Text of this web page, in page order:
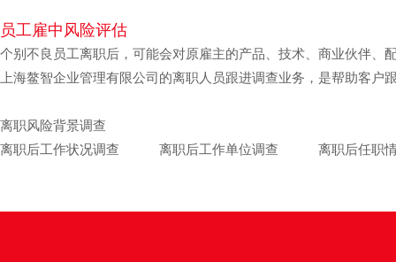
员工雇中风险评估
个别不良员工离职后，可能会对原雇主的产品、技术、商业伙伴
上海鳌智企业管理有限公司的离职人员跟进调查业务，是帮助客
离职风险背景调查
离职后工作状况调查 离职后工作单位调查 离职后任